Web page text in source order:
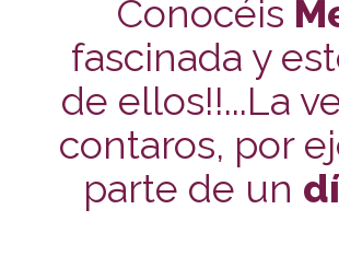
Conocéis
fascinada y
de ellos!!...La
contaros, por
parte de un